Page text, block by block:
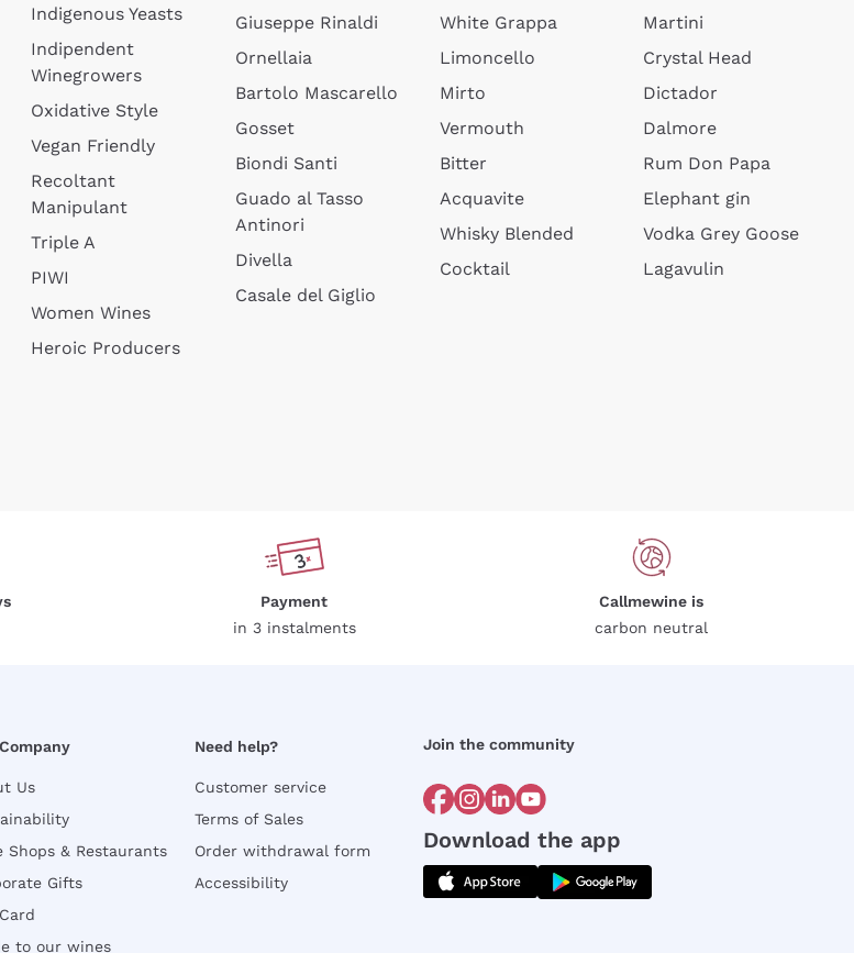
Indigenous Yeasts
Indipendent
Winegrowers
Oxidative Style
Vegan Friendly
Recoltant
Manipulant
Triple A
PIWI
Women Wines
Heroic Producers
Giuseppe Rinaldi
Ornellaia
Bartolo Mascarello
Gosset
Biondi Santi
Guado al Tasso
Antinori
Divella
Casale del Giglio
White Grappa
Limoncello
Mirto
Vermouth
Bitter
Acquavite
Whisky Blended
Cocktail
Martini
Crystal Head
Dictador
Dalmore
Rum Don Papa
Elephant gin
Vodka Grey Goose
Lagavulin
Payment
in 3 instalments
Callmewine is
carbon neutral
Us
Shops & Restaurants
Gifts
to our wines
Need help?
Customer service
Terms of Sales
Order withdrawal form
Accessibility
Join the community
Download the app